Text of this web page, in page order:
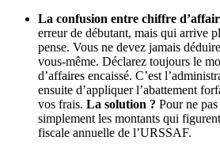
La confusion entre chiffre
erreur de débutant, mais qui arrive
pense. Vous ne devez jamais
vous-même. Déclarez toujours le
d’affaires encaissé. C’est
ensuite d’appliquer l’abattement
vos frais. La solution ? Pour ne
simplement les montants qui
fiscale annuelle de l’URSSAF.